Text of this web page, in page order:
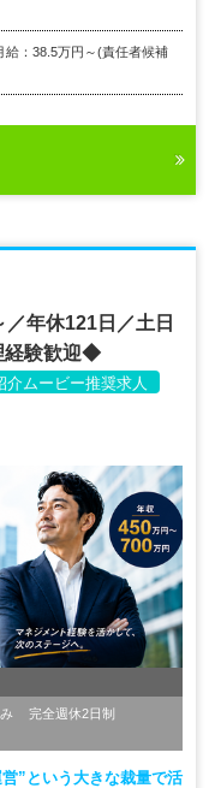
：38.5万円～(責任者候補
年休121日／土日
経験歓迎◆
介ムービー推奨求人
完全週休2日制
”という大きな裁量で活